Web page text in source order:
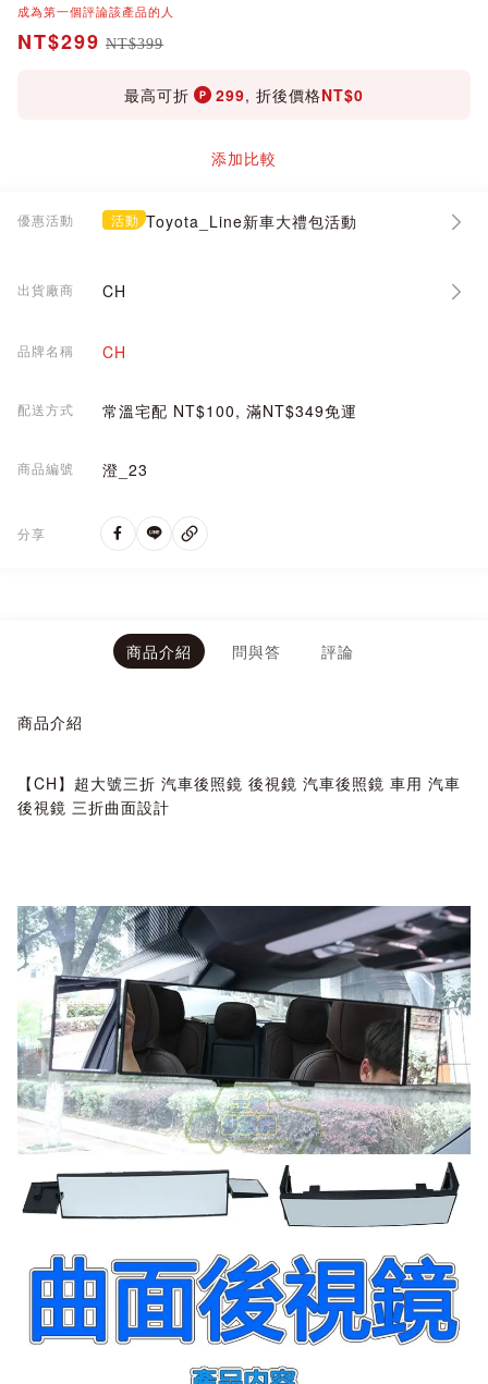
成為第一個評論該產品的人
NT$299 NT$399
最高可折 299, 折後價格NT$0
添加比較
優惠活動 活動 Toyota_Line新車大禮包活動
出貨廠商 CH
品牌名稱 CH
配送方式 常溫宅配 NT$100, 滿NT$349免運
商品編號 澄_23
分享
商品介紹 問與答 評論
商品介紹
【CH】超大號三折 汽車後照鏡 後視鏡 汽車後照鏡 車用 汽車
後視鏡 三折曲面設計